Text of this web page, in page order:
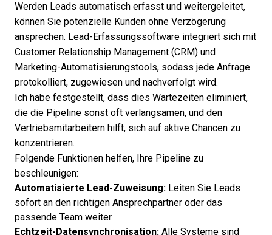
Werden Leads automatisch erfasst und weitergeleitet,
können Sie potenzielle Kunden ohne Verzögerung
ansprechen. Lead-Erfassungssoftware integriert sich mit
Customer Relationship Management (CRM) und
Marketing-Automatisierungstools, sodass jede Anfrage
protokolliert, zugewiesen und nachverfolgt wird.
Ich habe festgestellt, dass dies Wartezeiten eliminiert,
die die Pipeline sonst oft verlangsamen, und den
Vertriebsmitarbeitern hilft, sich auf aktive Chancen zu
konzentrieren.
Folgende Funktionen helfen, Ihre Pipeline zu
beschleunigen:
Automatisierte Lead-Zuweisung: Leiten Sie Leads
sofort an den richtigen Ansprechpartner oder das
passende Team weiter.
Echtzeit-Datensynchronisation: Alle Systeme sind